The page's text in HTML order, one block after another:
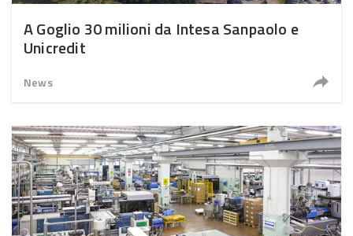
A Goglio 30 milioni da Intesa Sanpaolo e
Unicredit
News